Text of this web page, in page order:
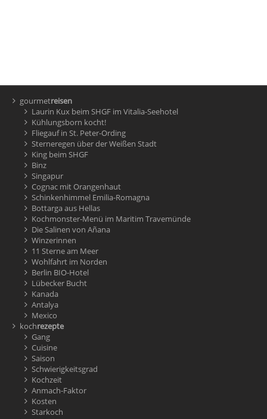
gourmetreisen
Laurin Kux beim SHGF im Vitalia-Seehotel
Kühlungsborn kocht!
Fliegauf in St. Peter-Ording
Sterneregen über der Weißen Stadt
King beim SHGF
Binz
Singapur
Cognac mit Orangenhaut
Schinkenhimmel Emilia-Romagna
Bottarga aus Hellas
Kochmonster-Menü im Maritim Travemünde
Die Salinen von Añana
Winzerinnen
11 Sterne am Meer
Wohlfahrt im Norden
Berlin BIO-Hotel
Lübecker Bucht
Kanada
Antalya
Mexico
kochrezepte
Gang
Cuisine
Saison
Schwierigkeitsgrad
Kochzeit
Anmach-Faktor
Kosten
Starkoch